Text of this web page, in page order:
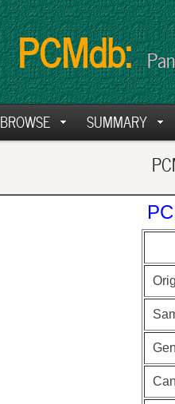
PCMdb:
BROWSE SUMMARY